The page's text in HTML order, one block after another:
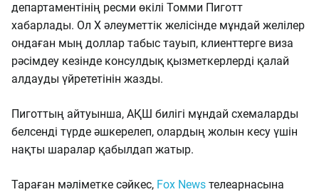
департаментінің ресми өкілі Томми Пиготт
хабарлады. Ол X әлеуметтік желісінде мұндай желілер
ондаған мың доллар табыс тауып, клиенттерге виза
рәсімдеу кезінде консулдық қызметкерлерді қалай
алдауды үйрететінін жазды.
Пиготтың айтуынша, АҚШ билігі мұндай схемаларды
белсенді түрде әшкерелеп, олардың жолын кесу үшін
нақты шаралар қабылдап жатыр.
Тараған мәліметке сәйкес, Fox News телеарнасына